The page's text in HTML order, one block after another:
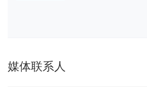
媒体联系人